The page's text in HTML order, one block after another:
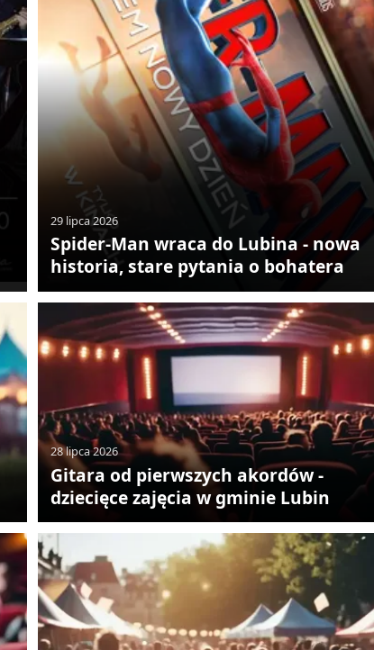
29 lipca 2026
Spider-Man wraca do Lubina - nowa
historia, stare pytania o bohatera
28 lipca 2026
Gitara od pierwszych akordów -
dziecięce zajęcia w gminie Lubin